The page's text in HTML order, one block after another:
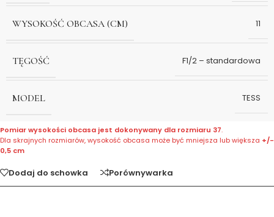
WYSOKOŚĆ OBCASA (CM) 11
TĘGOŚĆ F1/2 – standardowa
MODEL TESS
Pomiar wysokości obcasa jest dokonywany dla rozmiaru 37.
Dla skrajnych rozmiarów, wysokość obcasa może być mniejsza lub większa +/-
0,5 cm
Dodaj do schowka Porównywarka